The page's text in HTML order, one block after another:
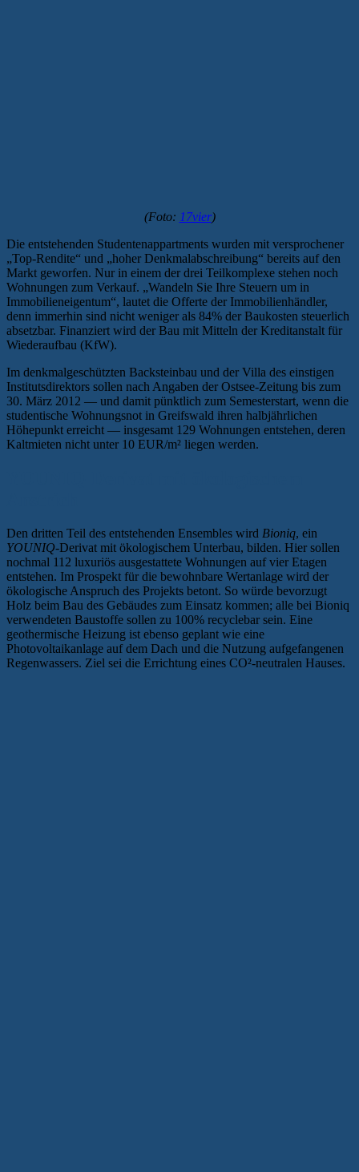
(Foto: 17vier)
Die entstehenden Studentenappartments wurden mit versprochener
„Top-Rendite“ und „hoher Denkmalabschreibung“ bereits auf den
Markt geworfen. Nur in einem der drei Teilkomplexe stehen noch
Wohnungen zum Verkauf. „Wandeln Sie Ihre Steuern um in
Immobilieneigentum“, lautet die Offerte der Immobilienhändler,
denn immerhin sind nicht weniger als 84% der Baukosten steuerlich
absetzbar. Finanziert wird der Bau mit Mitteln der Kreditanstalt für
Wiederaufbau (KfW).
Im denkmalgeschützten Backsteinbau und der Villa des einstigen
Institutsdirektors sollen nach Angaben der Ostsee-Zeitung bis zum
30. März 2012 — und damit pünktlich zum Semesterstart, wenn die
studentische Wohnungsnot in Greifswald ihren halbjährlichen
Höhepunkt erreicht — insgesamt 129 Wohnungen entstehen, deren
Kaltmieten nicht unter 10 EUR/m² liegen werden.
Den dritten Teil des entstehenden Ensembles wird Bioniq, ein
YOUNIQ-Derivat mit ökologischem Unterbau, bilden. Hier sollen
nochmal 112 luxuriös ausgestattete Wohnungen auf vier Etagen
entstehen. Im Prospekt für die bewohnbare Wertanlage wird der
ökologische Anspruch des Projekts betont. So würde bevorzugt
Holz beim Bau des Gebäudes zum Einsatz kommen; alle bei Bioniq
verwendeten Baustoffe sollen zu 100% recyclebar sein. Eine
geothermische Heizung ist ebenso geplant wie eine
Photovoltaikanlage auf dem Dach und die Nutzung aufgefangenen
Regenwassers. Ziel sei die Errichtung eines CO²-neutralen Hauses.